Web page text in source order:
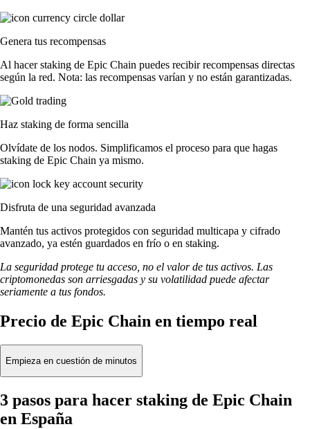
Genera tus recompensas
Al hacer staking de Epic Chain puedes recibir recompensas directas
según la red. Nota: las recompensas varían y no están garantizadas.
Haz staking de forma sencilla
Olvídate de los nodos. Simplificamos el proceso para que hagas
staking de Epic Chain ya mismo.
Disfruta de una seguridad avanzada
Mantén tus activos protegidos con seguridad multicapa y cifrado
avanzado, ya estén guardados en frío o en staking.
La seguridad protege tu acceso, no el valor de tus activos. Las
criptomonedas son arriesgadas y su volatilidad puede afectar
seriamente a tus fondos.
Precio de Epic Chain en tiempo real
Empieza en cuestión de minutos
3 pasos para hacer staking de Epic Chain
en España